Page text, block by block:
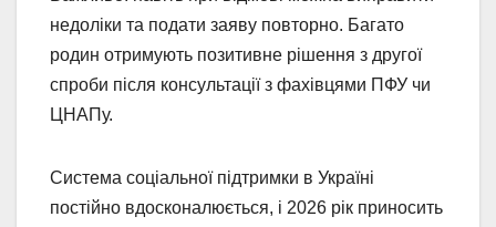
недоліки та подати заяву повторно. Багато
родин отримують позитивне рішення з другої
спроби після консультації з фахівцями ПФУ чи
ЦНАПу.
Система соціальної підтримки в Україні
постійно вдосконалюється, і 2026 рік приносить